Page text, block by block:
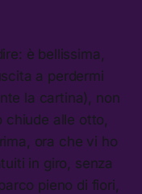
è bellissima,
a perdermi
la cartina), non
alle otto,
ora che vi ho
in giro, senza
pieno di fiori,